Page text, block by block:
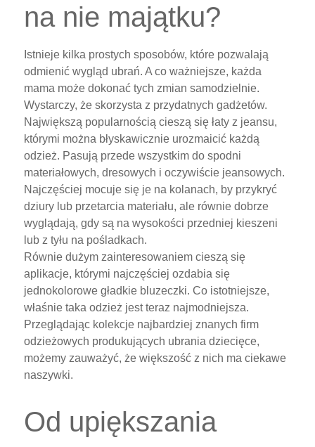
na nie majątku?
Istnieje kilka prostych sposobów, które pozwalają
odmienić wygląd ubrań. A co ważniejsze, każda
mama może dokonać tych zmian samodzielnie.
Wystarczy, że skorzysta z przydatnych gadżetów.
Największą popularnością cieszą się łaty z jeansu,
którymi można błyskawicznie urozmaicić każdą
odzież. Pasują przede wszystkim do spodni
materiałowych, dresowych i oczywiście jeansowych.
Najczęściej mocuje się je na kolanach, by przykryć
dziury lub przetarcia materiału, ale równie dobrze
wyglądają, gdy są na wysokości przedniej kieszeni
lub z tyłu na pośladkach.
Równie dużym zainteresowaniem cieszą się
aplikacje, którymi najczęściej ozdabia się
jednokolorowe gładkie bluzeczki. Co istotniejsze,
właśnie taka odzież jest teraz najmodniejsza.
Przeglądając kolekcje najbardziej znanych firm
odzieżowych produkujących ubrania dziecięce,
możemy zauważyć, że większość z nich ma ciekawe
naszywki.
Od upiększania